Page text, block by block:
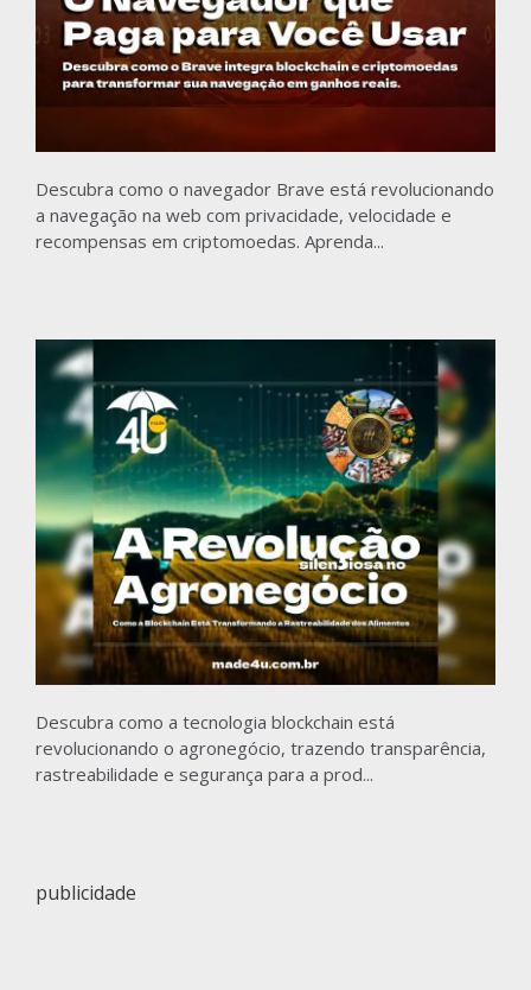
Descubra como o navegador Brave está revolucionando
a navegação na web com privacidade, velocidade e
recompensas em criptomoedas. Aprenda...
Descubra como a tecnologia blockchain está
revolucionando o agronegócio, trazendo transparência,
rastreabilidade e segurança para a prod...
publicidade